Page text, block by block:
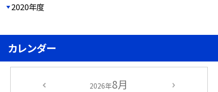
2020年度
カレンダー
2026年8月